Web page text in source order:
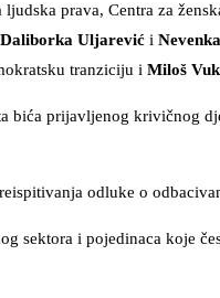
prava, Centra za
Daliborka Uljarević i
tranziciju i Miloš
bića prijavljenog krivičnog
odluke o
sektora i pojedinaca koje